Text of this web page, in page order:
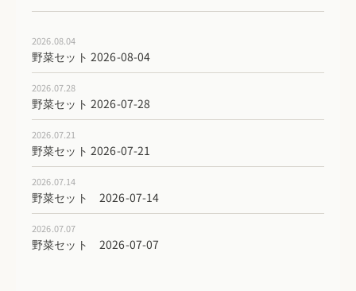
2026.08.04
野菜セット 2026-08-04
2026.07.28
野菜セット 2026-07-28
2026.07.21
野菜セット 2026-07-21
2026.07.14
野菜セット 2026-07-14
2026.07.07
野菜セット 2026-07-07